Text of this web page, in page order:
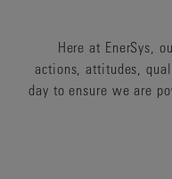
Here at EnerSys,
actions, attitudes,
day to ensure we are